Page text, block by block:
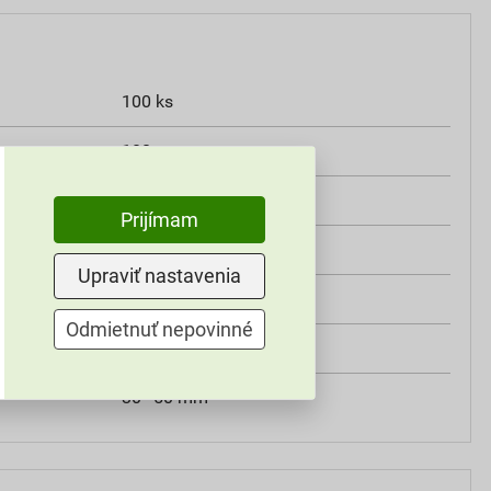
100 ks
180 mm
8×180 mm
8 mm
60 mm
Ejot
30–50 mm
Prijímam
Upraviť nastavenia
Odmietnuť nepovinné